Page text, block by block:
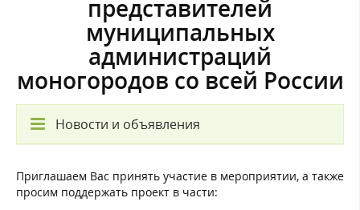
представителей
муниципальных
администраций
моногородов со всей России
Новости и объявления
Приглашаем Вас принять участие в мероприятии, а также
просим поддержать проект в части: